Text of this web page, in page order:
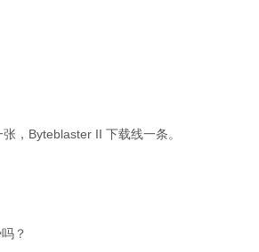
，Byteblaster II 下载线一条。
？